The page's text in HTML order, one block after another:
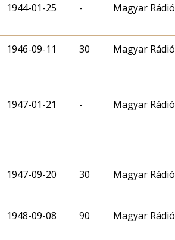
1944-01-25 - Magyar Rádió
1946-09-11 30 Magyar Rádió
1947-01-21 - Magyar Rádió
1947-09-20 30 Magyar Rádió
1948-09-08 90 Magyar Rádió